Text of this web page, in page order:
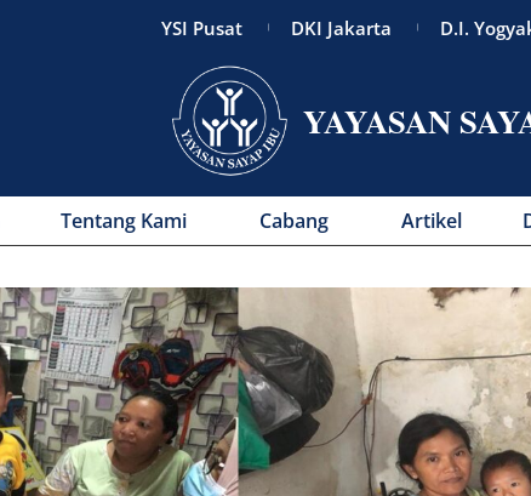
YSI Pusat DKI Jakarta D.I.
YAYASAN
Tentang Kami Cabang Artikel